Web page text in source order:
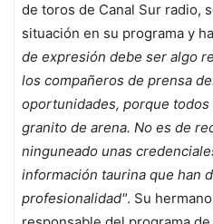
de toros de Canal Sur radio,
situación en su programa y
de expresión debe ser algo
los compañeros de prensa
oportunidades, porque
granito de arena. No es de
ninguneado unas
información taurina que han
profesionalidad". Su